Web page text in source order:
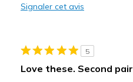
Going Out
Signaler cet avis
5
Love these. Second pair